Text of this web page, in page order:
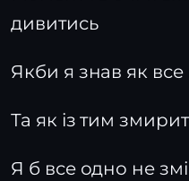
дивитись
Якби я знав як все
Та як із тим
Я б все одно не